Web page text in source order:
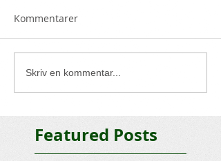
Featured Posts
Kommentarer
Skriv en kommentar...